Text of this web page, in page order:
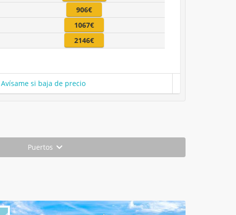
906€
1067€
2146€
Avísame si baja de precio
Puertos